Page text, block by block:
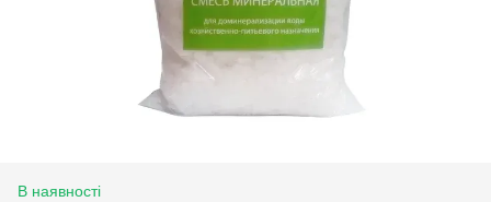
В наявності